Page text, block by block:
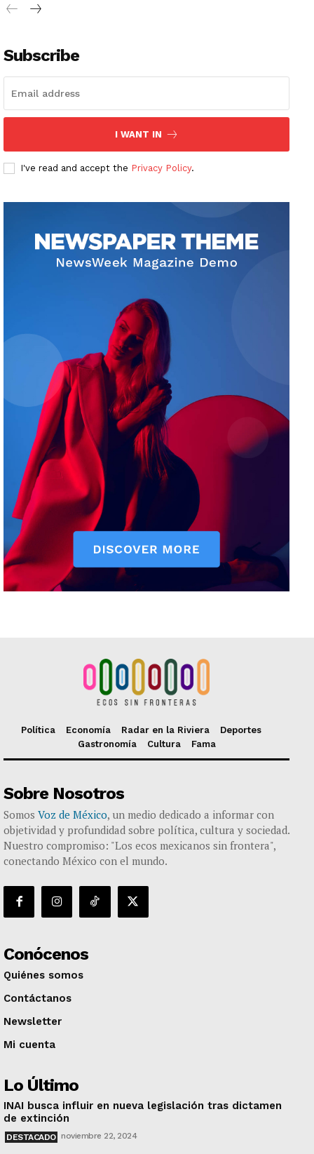
Subscribe
I WANT IN
I've read and accept the Privacy Policy.
Política Economía Radar en la Riviera
Deportes
Gastronomía
Cultura Fama
Sobre Nosotros
Somos Voz de México, un medio dedicado a informar con
objetividad y profundidad sobre política, cultura y sociedad.
Nuestro compromiso: "Los ecos mexicanos sin frontera",
conectando México con el mundo.
Conócenos
Quiénes somos
Contáctanos
Newsletter
Mi cuenta
Lo Último
INAI busca influir en nueva legislación tras dictamen
de extinción
DESTACADO noviembre 22, 2024